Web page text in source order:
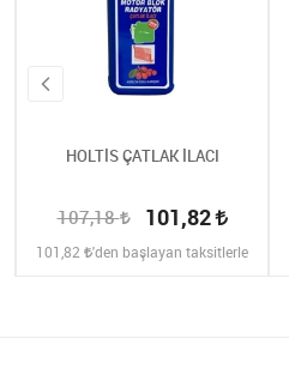
HOLTİS ÇATLAK İLACI
107,18 101,82
101,82 'den başlayan taksitlerle